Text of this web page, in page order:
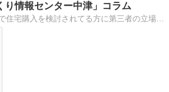
り情報センター中津」コラム
大分県北部の中津市で住宅購入を検討されてる方に第三者の立場で、資金計画やライフプランのアドバイスをさせていただいてます。